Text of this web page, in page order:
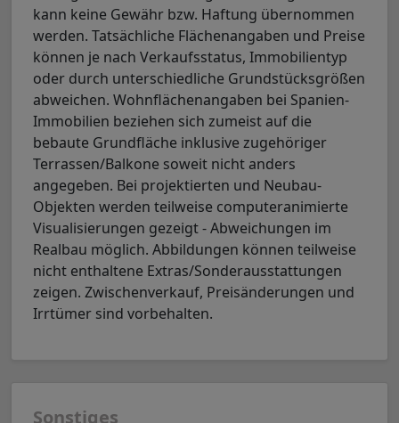
kann keine Gewähr bzw. Haftung übernommen
werden. Tatsächliche Flächenangaben und Preise
können je nach Verkaufsstatus, Immobilientyp
oder durch unterschiedliche Grundstücksgrößen
abweichen. Wohnflächenangaben bei Spanien-
Immobilien beziehen sich zumeist auf die
bebaute Grundfläche inklusive zugehöriger
Terrassen/Balkone soweit nicht anders
angegeben. Bei projektierten und Neubau-
Objekten werden teilweise computeranimierte
Visualisierungen gezeigt - Abweichungen im
Realbau möglich. Abbildungen können teilweise
nicht enthaltene Extras/Sonderausstattungen
zeigen. Zwischenverkauf, Preisänderungen und
Irrtümer sind vorbehalten.
Sonstiges